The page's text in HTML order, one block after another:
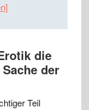
die
der
Teil